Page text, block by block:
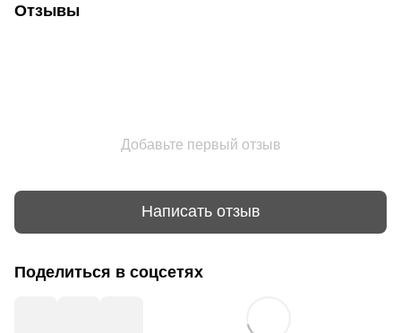
Отзывы
Добавьте первый отзыв
Написать отзыв
Поделиться в соцсетях